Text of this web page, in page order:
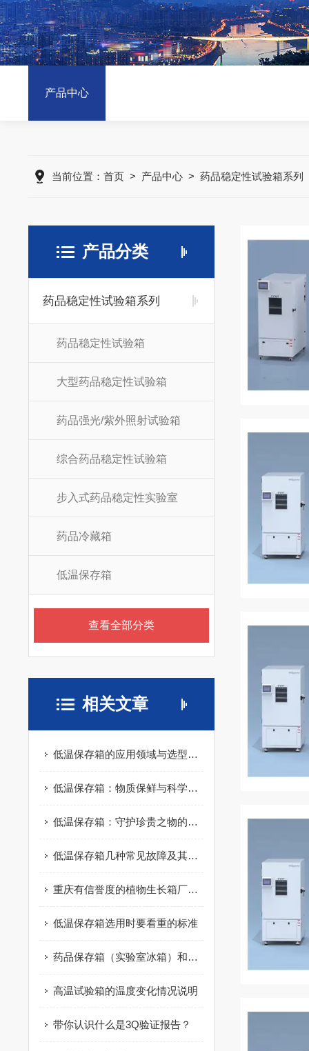
产品中心
当前位置： 首页> 产品中心> 药品稳定性试验箱系列
产品分类
药品稳定性试验箱系列
药品稳定性试验箱
大型药品稳定性试验箱
药品强光/紫外照射试验箱
综合药品稳定性试验箱
步入式药品稳定性实验室
药品冷藏箱
低温保存箱
查看全部分类
相关文章
低温保存箱的应用领域与选型指南
低温保存箱：物质保鲜与科学研究的利器
低温保存箱：守护珍贵之物的冷藏守卫
低温保存箱几种常见故障及其排除办法
重庆有信誉度的植物生长箱厂家推荐-植物生长箱代理
低温保存箱选用时要看重的标准
药品保存箱（实验室冰箱）和家用冰箱的区别
高温试验箱的温度变化情况说明
带你认识什么是3Q验证报告？